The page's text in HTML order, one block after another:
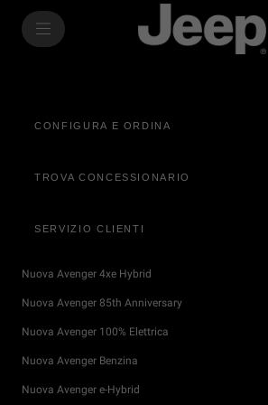
CONFIGURA E ORDINA
TROVA CONCESSIONARIO
SERVIZIO CLIENTI
Nuova Avenger 4xe Hybrid
Nuova Avenger 85th Anniversary
Nuova Avenger 100% Elettrica
Nuova Avenger Benzina
Nuova Avenger e-Hybrid